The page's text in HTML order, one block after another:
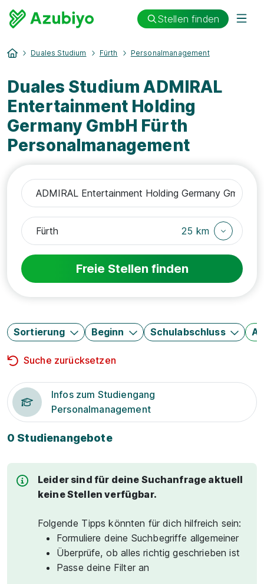
Stellen finden
Duales Studium Fürth Personalmanagement
Duales Studium ADMIRAL
Entertainment Holding
Germany GmbH Fürth
Personalmanagement
25 km
Freie Stellen finden
Sortierung Beginn Schulabschluss
Suche zurücksetzen
Infos zum Studiengang
Personalmanagement
0 Studienangebote
Leider sind für deine Suchanfrage aktuell
keine Stellen verfügbar.
Folgende Tipps könnten für dich hilfreich sein:
Formuliere deine Suchbegriffe allgemeiner
Überprüfe, ob alles richtig geschrieben ist
Passe deine Filter an